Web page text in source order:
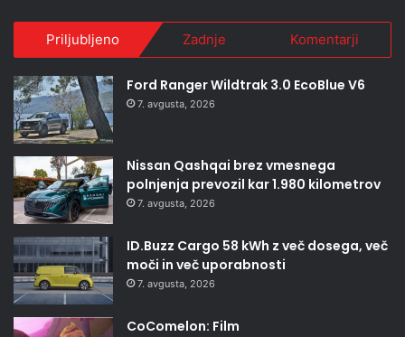
Priljubljeno Zadnje Komentarji
Ford Ranger Wildtrak 3.0 EcoBlue V6
7. avgusta, 2026
Nissan Qashqai brez vmesnega
polnjenja prevozil kar 1.980 kilometrov
7. avgusta, 2026
ID.Buzz Cargo 58 kWh z več dosega, več
moči in več uporabnosti
7. avgusta, 2026
CoComelon: Film